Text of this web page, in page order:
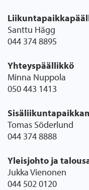
Santtu Hägg
044 374 8895
Yhteyspäällikkö
Minna Nuppola
050 443 1413
Tomas Söderlund
044 374 8888
Yleisjohto ja
Jukka Vienonen
044 502 0120